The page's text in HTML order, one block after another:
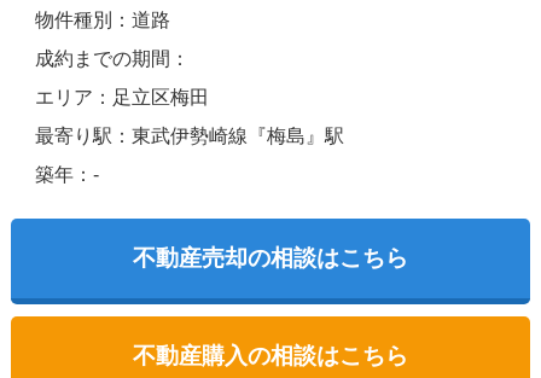
物件種別：道路
成約までの期間：
エリア：足立区梅田
最寄り駅：東武伊勢崎線『梅島』駅
築年：-
不動産売却の相談はこちら
不動産購入の相談はこちら